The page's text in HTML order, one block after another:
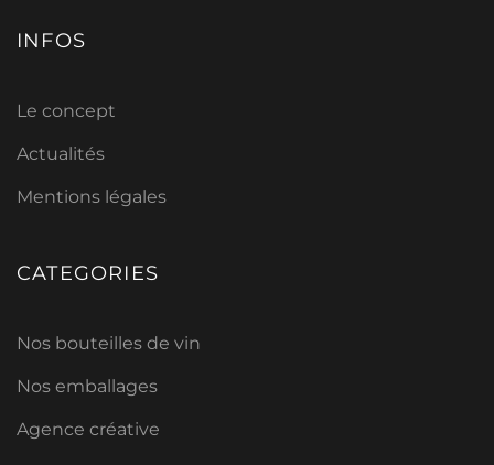
INFOS
Le concept
Actualités
Mentions légales
CATEGORIES
Nos bouteilles de vin
Nos emballages
Agence créative